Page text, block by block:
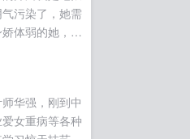
污染了，她需
体弱的她，还
还在打不过她
，打怪还能掉
以助她修炼玄
华强，刚到中
女重病等各种